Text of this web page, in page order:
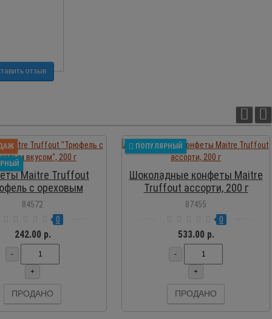
отзыв
ПРОСМОТР ПРОСМОТР
Maitre Truffout
с ореховым
вкусом", 200 г
84572
0
242.00 р.
-
+
ПРОДАНО
ПОПУЛЯРНЫЙ
Шоколадные конфеты Maitre
Truffout ассорти, 200 г
87455
0
533.00 р.
-
+
ПРОДАНО